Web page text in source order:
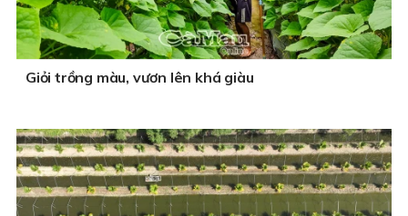
Giỏi trồng màu, vươn lên khá giàu